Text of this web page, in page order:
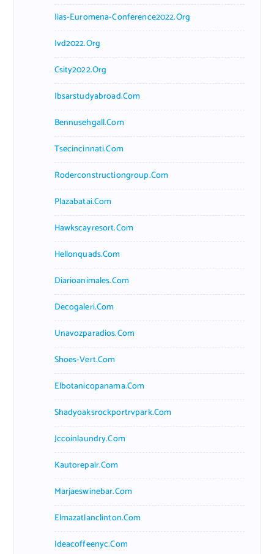
Iias-Euromena-Conference2022.org
Ivd2022.org
Csity2022.org
Ibsarstudyabroad.com
Bennusehgall.com
Tsecincinnati.com
Roderconstructiongroup.com
Plazabatai.com
Hawkscayresort.com
Hellonquads.com
Diarioanimales.com
Decogaleri.com
Unavozparadios.com
Shoes-Vert.com
Elbotanicopanama.com
Shadyoaksrockportrvpark.com
Jccoinlaundry.com
Kautorepair.com
Marjaeswinebar.com
Elmazatlanclinton.com
Ideacoffeenyc.com